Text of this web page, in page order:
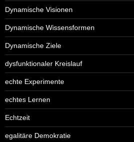
Dynamische Visionen
Dynamische Wissensformen
Dynamische Ziele
dysfunktionaler Kreislauf
echte Experimente
echtes Lernen
Echtzeit
egalitäre Demokratie